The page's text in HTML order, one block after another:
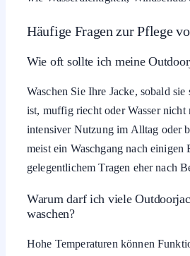
Häufige Fragen zur Pflege
Wie oft sollte ich meine
Waschen Sie Ihre Jacke, sobald
ist, muffig riecht oder Wasser nicht
intensiver Nutzung im Alltag oder
meist ein Waschgang nach einigen
gelegentlichem Tragen eher nach
Warum darf ich viele
waschen?
Hohe Temperaturen können